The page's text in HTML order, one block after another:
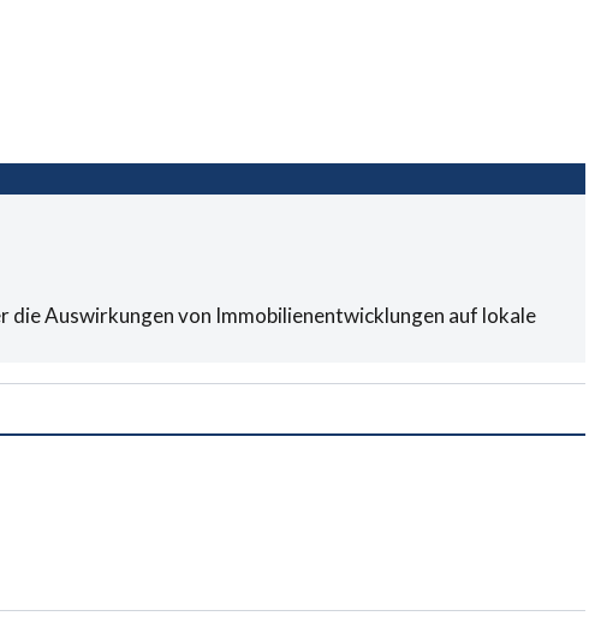
Auswirkungen von Immobilienentwicklungen auf lokale